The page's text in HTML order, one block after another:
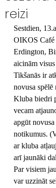
reizi
Sestdien,
OIKOS Café
Erdington,
aicinām
Tikšanās ir
novusa spēlē
Kluba biedri
vecam
apgūt novusa
notikumus.
ar kluba
arī jaunāki
Par visiem
var uzzināt